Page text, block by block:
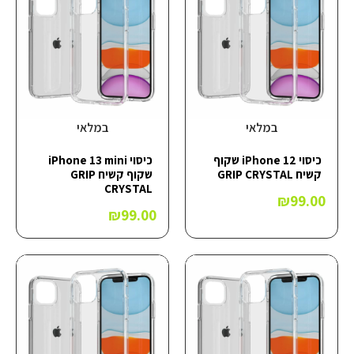
במלאי
כיסוי iPhone 12 שקוף
קשיח GRIP CRYSTAL
₪99.00
במלאי
כיסוי iPhone 13 mini
שקוף קשיח GRIP
CRYSTAL
₪99.00